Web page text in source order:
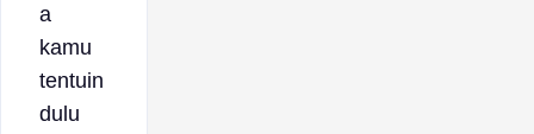
a
kamu
tentuin
dulu